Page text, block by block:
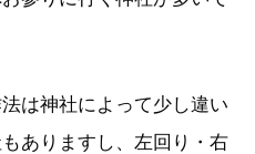
は神社によって少し違い
ありますし、左回り・右